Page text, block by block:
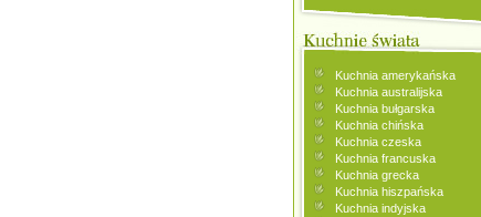
Kuchnia amerykańska
Kuchnia australijska
Kuchnia bułgarska
Kuchnia chińska
Kuchnia czeska
Kuchnia francuska
Kuchnia grecka
Kuchnia hiszpańska
Kuchnia indyjska